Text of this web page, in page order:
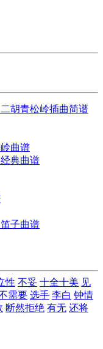
胡青松岭插曲简谱
曲谱
典曲谱
子曲谱
性 不妥 十全十美 见
需要 选手 李白 钟情
断然拒绝 有无 还将